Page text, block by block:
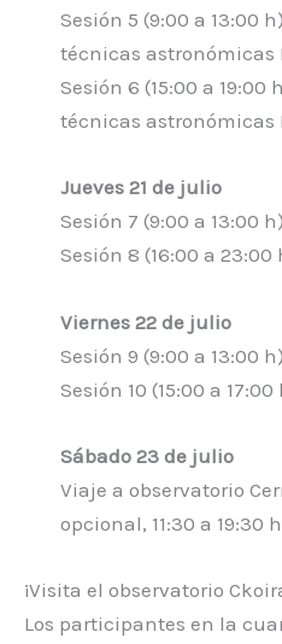
Sesión 5 (9:00 a 13:00
técnicas astronómicas I
Sesión 6 (15:00 a
técnicas astronómicas
Jueves 21 de julio
Sesión 7 (9:00 a 13:00
Sesión 8 (16:00 a 23:00
Viernes 22 de julio
Sesión 9 (9:00 a 13:00
Sesión 10 (15:00 a
Sábado 23 de julio
Viaje a observatorio
opcional, 11:30 a 19:30
¡Visita el observatorio
Los participantes en la